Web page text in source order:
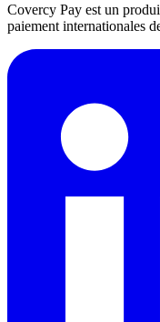
Covercy Pay est un
paiement internationales